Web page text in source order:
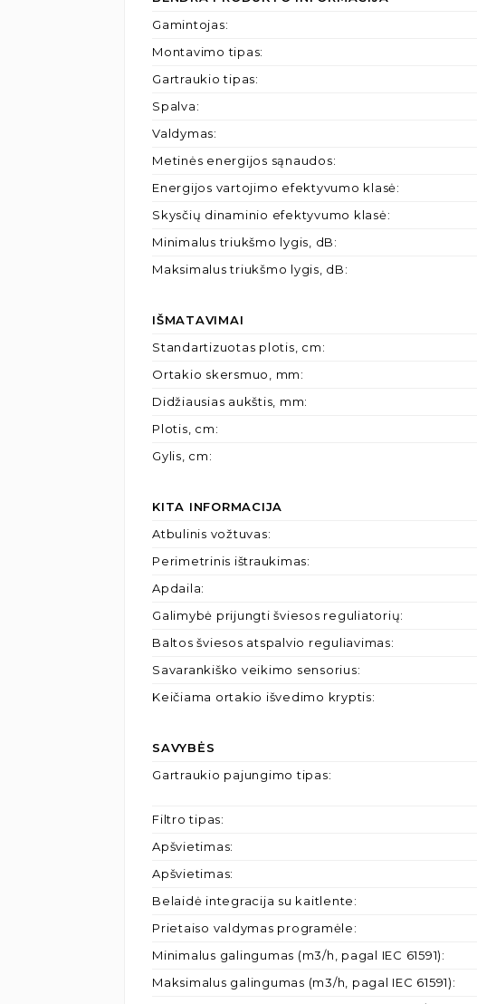
Gamintojas:
Montavimo tipas:
Gartraukio tipas:
Spalva:
Valdymas:
Metinės energijos sąnaudos:
Energijos vartojimo efektyvumo klasė:
Skysčių dinaminio efektyvumo klasė:
Minimalus triukšmo lygis, dB:
Maksimalus triukšmo lygis, dB:
IŠMATAVIMAI
Standartizuotas plotis, cm:
Ortakio skersmuo, mm:
Didžiausias aukštis, mm:
Plotis, cm:
Gylis, cm:
KITA INFORMACIJA
Atbulinis vožtuvas:
Perimetrinis ištraukimas:
Apdaila:
Galimybė prijungti šviesos reguliatorių:
Baltos šviesos atspalvio reguliavimas:
Savarankiško veikimo sensorius:
Keičiama ortakio išvedimo kryptis:
SAVYBĖS
Gartraukio pajungimo tipas:
Filtro tipas:
Apšvietimas:
Apšvietimas:
Belaidė integracija su kaitlente:
Prietaiso valdymas programėle:
Minimalus galingumas (m3/h, pagal IEC 61591):
Maksimalus galingumas (m3/h, pagal IEC 61591):